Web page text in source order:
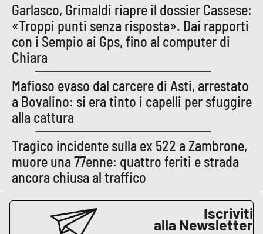
Garlasco, Grimaldi riapre il dossier Cassese:
«Troppi punti senza risposta». Dai rapporti
con i Sempio ai Gps, fino al computer di
Chiara
Mafioso evaso dal carcere di Asti, arrestato
a Bovalino: si era tinto i capelli per sfuggire
alla cattura
Tragico incidente sulla ex 522 a Zambrone,
muore una 77enne: quattro feriti e strada
ancora chiusa al traffico
Iscriviti
alla Newsletter